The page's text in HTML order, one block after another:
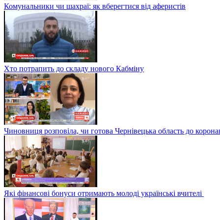
Комунальники чи шахраї: як вберегтися від аферистів
Хто потрапить до складу нового Кабміну
Чиновниця розповіла, чи готова Чернівецька область до
Які фінансові бонуси отримають молоді українські вчителі